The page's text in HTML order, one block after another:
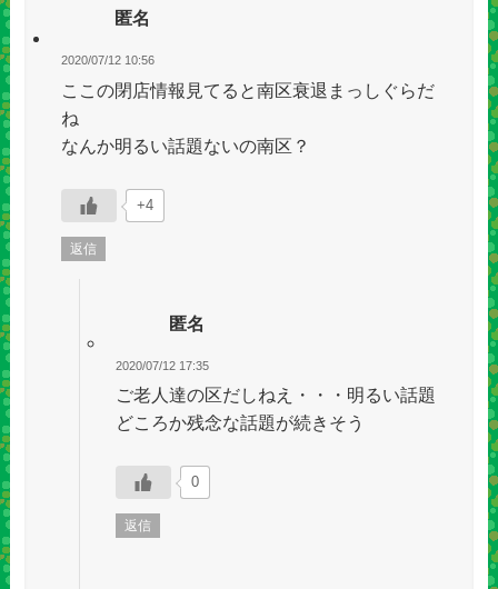
匿名
2020/07/12 10:56
ここの閉店情報見てると南区衰退まっしぐらだ
ね
なんか明るい話題ないの南区？
+4
返信
匿名
2020/07/12 17:35
ご老人達の区だしねえ・・・明るい話題
どころか残念な話題が続きそう
0
返信